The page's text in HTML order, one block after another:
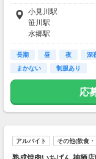
土日祝：時給100円
迄):時給200円UP
■交通費
交通費一部支給
小見川駅
笹川駅
水郷駅
鹿島神宮駅
延方駅
長期 昼 夜 深
まかない
制服あり
応
アルバイト その他(飲食